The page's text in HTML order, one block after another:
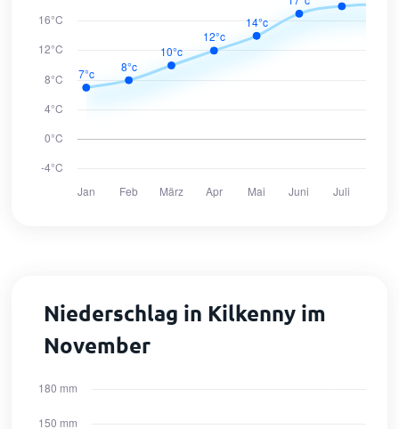
Niederschlag in Kilkenny im
November